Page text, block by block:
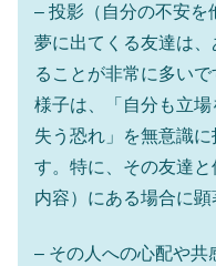
– 投影（自分の不安を
夢に出てくる友達は
ることが非常に多い
様子は、「自分も立
失う恐れ」を無意識
す。特に、その友達
内容）にある場合に顕
– その人への心配や共